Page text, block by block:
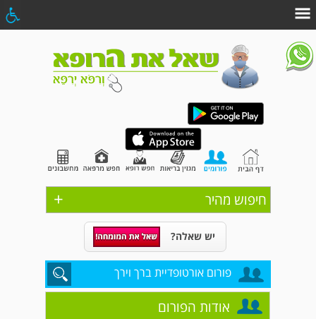
+ חיפוש מהיר
יש שאלה?
פורום אורטופדיית ברך וירך
אודות הפורום